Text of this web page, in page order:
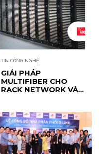
TIN CÔNG NGHỆ
GIẢI PHÁP
MULTIFIBER CHO
RACK NETWORK VÀ